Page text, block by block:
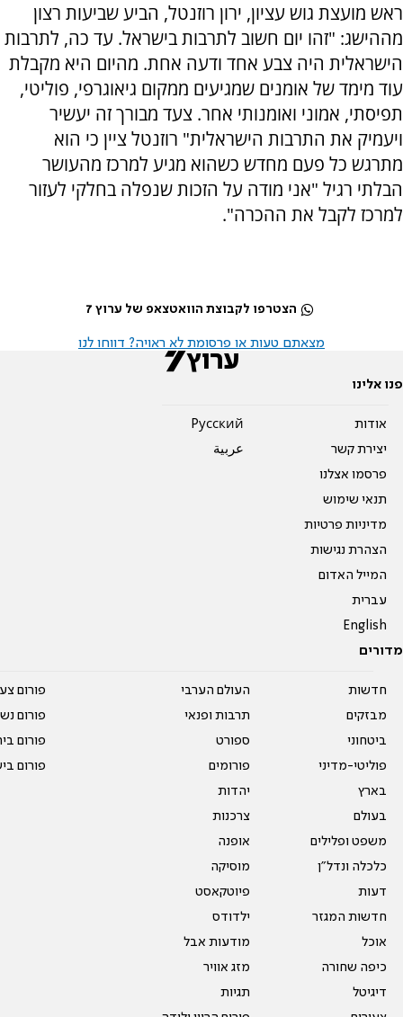
ראש מועצת גוש עציון, ירון רוזנטל, הביע שביעות רצון
מההישג: "זהו יום חשוב לתרבות בישראל. עד כה, לתרבות
הישראלית היה צבע אחד ודעה אחת. מהיום היא מקבלת
עוד מימד של אומנים שמגיעים ממקום גיאוגרפי, פוליטי,
תפיסתי, אמוני ואומנותי אחר. צעד מבורך זה יעשיר
ויעמיק את התרבות הישראלית" רוזנטל ציין כי הוא
מתרגש כל פעם מחדש כשהוא מגיע למרכז מהעושר
הבלתי רגיל "אני מודה על הזכות שנפלה בחלקי לעזור
למרכז לקבל את ההכרה".
הצטרפו לקבוצת הוואטצאפ של ערוץ 7
מצאתם טעות או פרסומת לא ראויה? דווחו לנו
פנו אלינו
אודות
יצירת קשר
פרסמו אצלנו
תנאי שימוש
מדיניות פרטיות
הצהרת נגישות
המייל האדום
עברית
English
Pусский
عربية
מדורים
חדשות
מבזקים
ביטחוני
פוליטי-מדיני
בארץ
בעולם
משפט ופלילים
כלכלה ונדל"ן
דעות
חדשות המגזר
אוכל
כיפה שחורה
דיגיטל
העולם הערבי
תרבות ופנאי
ספורט
פורומים
יהדות
צרכנות
אופנה
מוסיקה
פיוטקאסט
ילדודס
מודעות אבל
מזג אוויר
תגיות
פורום
פורום
פורום
פורום